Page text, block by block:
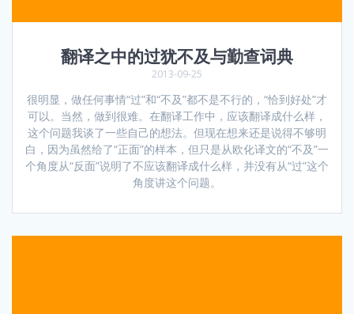
翻译之中的过犹不及与勤查词典
2013-09-25
很明显，做任何事情“过”和“不及”都不是不行的，“恰到好处”才
可以。当然，做到很难。在翻译工作中，应该翻译成什么样，
这个问题我谈了一些自己的想法。但现在想来还是说得不够明
白，因为虽然给了“正面”的样本，但只是从欧化译文的“不及”一
个角度从“反面”说明了不应该翻译成什么样，并没有从“过”这个
角度讲这个问题。